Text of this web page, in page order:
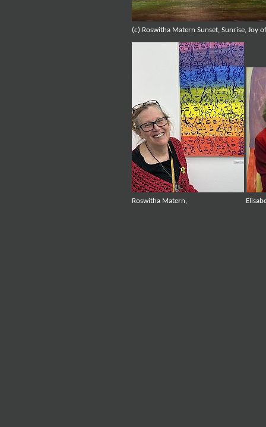
(c) Roswitha Matern Sunset, Sunrise, Joy
Roswitha Matern, Elisabeth